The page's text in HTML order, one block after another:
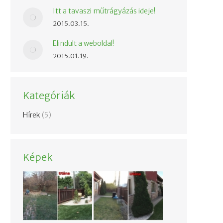
Itt a tavaszi műtrágyázás ideje!
2015.03.15.
Elindult a weboldal!
2015.01.19.
Kategóriák
Hírek (5)
Képek